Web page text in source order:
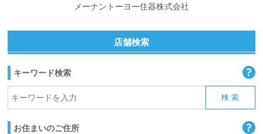
メーナントーヨー住器株式会社
店舗検索
キーワード検索
お住まいのご住所